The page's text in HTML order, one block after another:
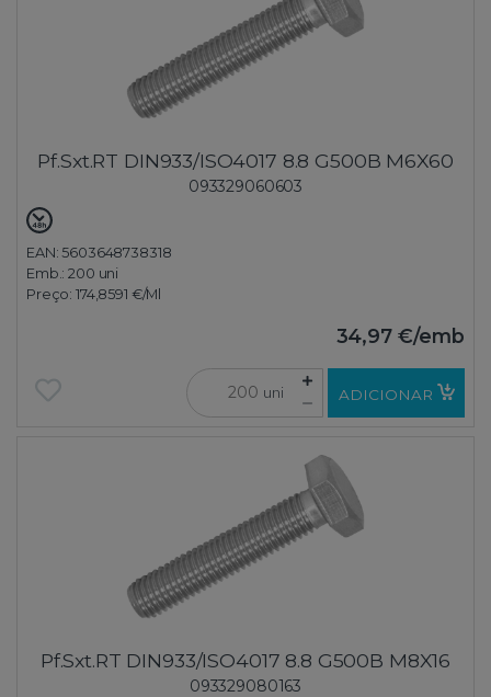
Pf.Sxt.RT DIN933/ISO4017 8.8 G500B M6X60
093329060603
EAN: 5603648738318
Emb.:200 uni
Preço: 174,8591 €/Ml
34,97 €/emb
uni ADICIONAR
Pf.Sxt.RT DIN933/ISO4017 8.8 G500B M8X16
093329080163